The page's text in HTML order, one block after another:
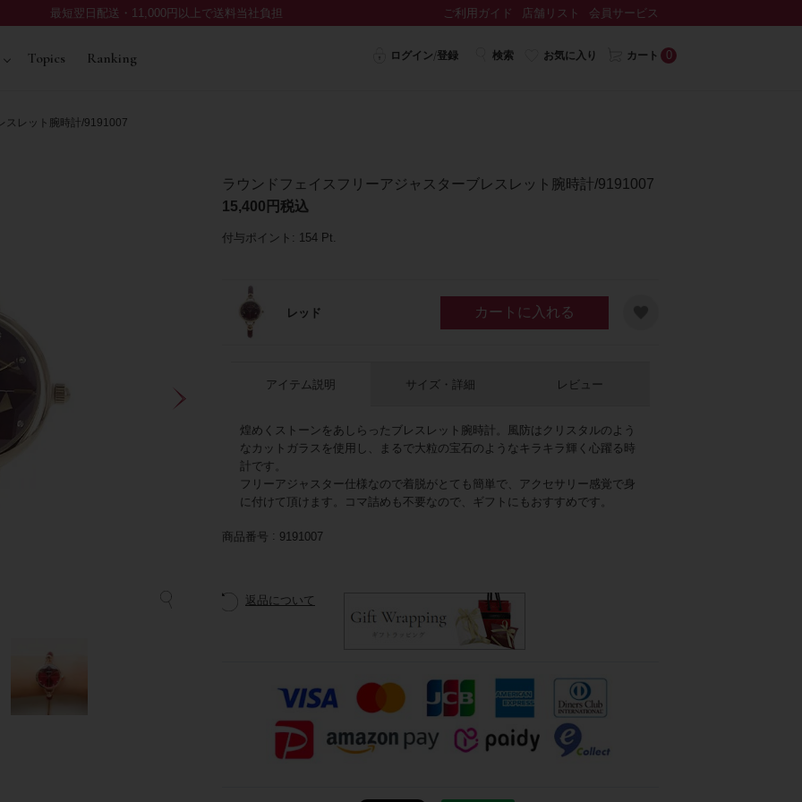
最短翌日配送・11,000円以上で送料当社負担 ご利用ガイド 店舗リスト 会員サービス
Topics Ranking ログイン/登録 検索 お気に入り カート 0
スレット腕時計/9191007
ラウンドフェイスフリーアジャスターブレスレット腕時計/9191007
15,400
税込
付与ポイント: 154 Pt.
レッド カートに入れる
アイテム説明
煌めくストーンをあしらったブレスレット腕時計。風防はクリスタルのよう
なカットガラスを使用し、まるで大粒の宝石のようなキラキラ輝く心躍る時
計です。
フリーアジャスター仕様なので着脱がとても簡単で、アクセサリー感覚で身
に付けて頂けます。コマ詰めも不要なので、ギフトにもおすすめです。
サイズ・詳細 レビュー
商品番号 9191007
返品について